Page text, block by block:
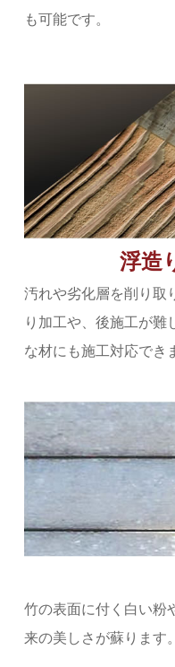
も可能です。
浮造
汚れや劣化層を削り取
り加工や、後施工が難
な材にも施工対応でき
竹の表面に付く白い粉
来の美しさが蘇ります。